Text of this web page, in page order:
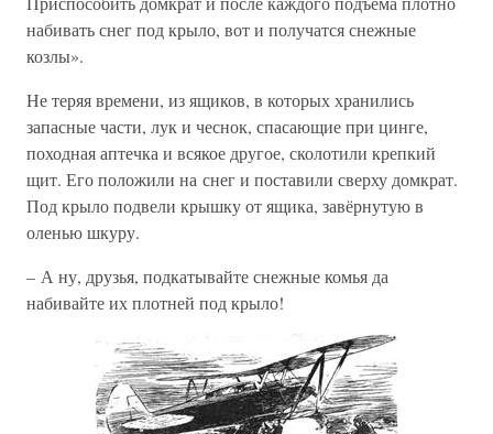
набивать снег под крыло, вот и получатся снежные
козлы».
Не теряя времени, из ящиков, в которых хранились
запасные части, лук и чеснок, спасающие при цинге,
походная аптечка и всякое другое, сколотили крепкий
щит. Его положили на снег и поставили сверху домкрат.
Под крыло подвели крышку от ящика, завёрнутую в
оленью шкуру.
– А ну, друзья, подкатывайте снежные комья да
набивайте их плотней под крыло!